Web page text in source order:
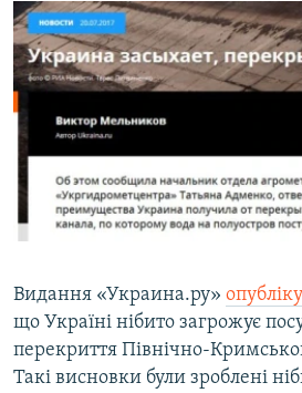
Видання «Украина.ру»
що Україні нібито загрожує
перекриття Північно-
Такі висновки були зроблені